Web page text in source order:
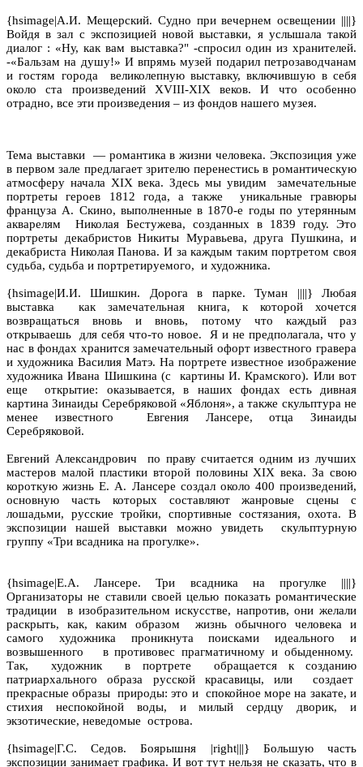
{hsimage|А.И. Мещерский. Судно при вечернем освещении ||||}
Войдя в зал с экспозицией новой выставки, я услышала такой
диалог : «Ну, как вам выставка?" -спросил один из хранителей.
-«Бальзам на душу!» И впрямь музей подарил петрозаводчанам
и гостям города великолепную выставку, включившую в себя
около ста произведений XVIII-XIX веков. И что особенно
отрадно, все эти произведения – из фондов нашего музея.
Тема выставки — романтика в жизни человека. Экспозиция уже
в первом зале предлагает зрителю перенестись в романтическую
атмосферу начала XIX века. Здесь мы увидим замечательные
портреты героев 1812 года, а также уникальные гравюры
француза А. Скино, выполненные в 1870-е годы по утерянным
акварелям Николая Бестужева, созданных в 1839 году. Это
портреты декабристов Никиты Муравьева, друга Пушкина, и
декабриста Николая Панова. И за каждым таким портретом своя
судьба, судьба и портретируемого, и художника.
{hsimage|И.И. Шишкин. Дорога в парке. Туман ||||} Любая
выставка как замечательная книга, к которой хочется
возвращаться вновь и вновь, потому что каждый раз
открываешь для себя что-то новое. Я и не предполагала, что у
нас в фондах хранится замечательный офорт известного гравера
и художника Василия Матэ. На портрете известное изображение
художника Ивана Шишкина (с картины И. Крамского). Или вот
еще открытие: оказывается, в наших фондах есть дивная
картина Зинаиды Серебряковой «Яблоня», а также скульптура не
менее известного Евгения Лансере, отца Зинаиды
Серебряковой.
Евгений Александрович по праву считается одним из лучших
мастеров малой пластики второй половины XIX века. За свою
короткую жизнь Е. А. Лансере создал около 400 произведений,
основную часть которых составляют жанровые сцены с
лошадьми, русские тройки, спортивные состязания, охота. В
экспозиции нашей выставки можно увидеть скульптурную
группу «Три всадника на прогулке».
{hsimage|Е.А. Лансере. Три всадника на прогулке ||||}
Организаторы не ставили своей целью показать романтические
традиции в изобразительном искусстве, напротив, они желали
раскрыть, как, каким образом жизнь обычного человека и
самого художника проникнута поисками идеального и
возвышенного в противовес прагматичному и обыденному.
Так, художник в портрете обращается к созданию
патриархального образа русской красавицы, или создает
прекрасные образы природы: это и спокойное море на закате, и
стихия неспокойной воды, и милый сердцу дворик, и
экзотические, неведомые острова.
{hsimage|Г.С. Седов. Боярышня |right|||} Большую часть
экспозиции занимает графика. И вот тут нельзя не сказать, что в